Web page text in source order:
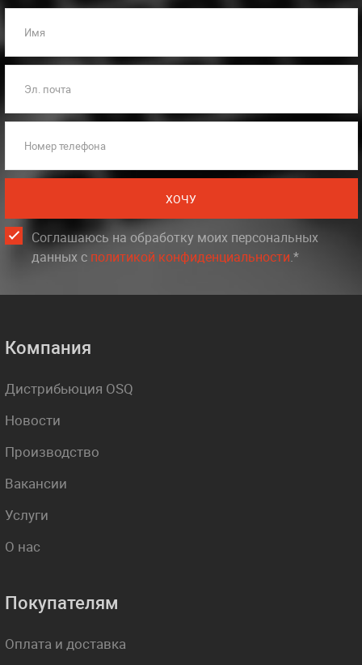
Имя
Эл. почта
Номер телефона
ХОЧУ
Соглашаюсь на обработку моих персональных
данных c политикой конфиденциальности.*
Компания
Дистрибьюция OSQ
Новости
Производство
Вакансии
Услуги
О нас
Покупателям
Оплата и доставка